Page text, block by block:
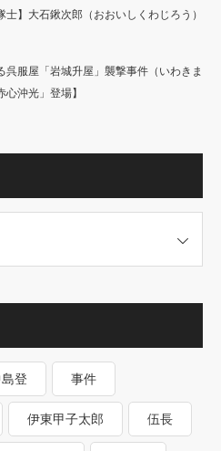
士】大石鍬次郎（おおいしくわじろう）
呉服屋「岩城升屋」襲撃事件（いわきま
沖光」登場】
登 事件
伊東甲子太郎 伍長